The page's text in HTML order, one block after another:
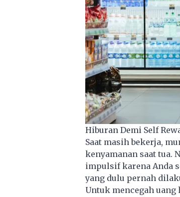
Hiburan Demi Self
Saat masih bekerja,
kenyamanan saat tua.
impulsif karena Anda
yang dulu pernah
Untuk mencegah uang